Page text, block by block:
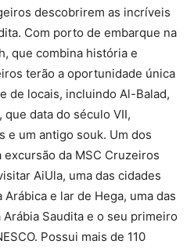
descobrirem as incríveis
Com porto de embarque na
que combina história e
terão a oportunidade única
de locais, incluindo Al-Balad,
data do século VII,
e um antigo souk. Um dos
da MSC Cruzeiros
AiUla, uma das cidades
e lar de Hega, uma das
Saudita e o seu primeiro
Possui mais de 110